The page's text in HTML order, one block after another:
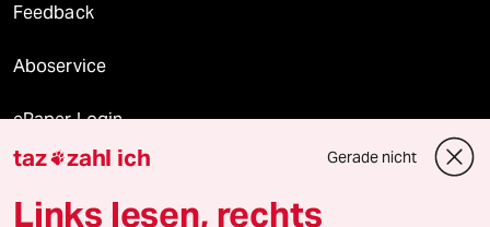
Feedback
Aboservice
ePaper Login
Downloads für Abonnierende
taz zahl ich Gerade nicht
Links lesen, rechts